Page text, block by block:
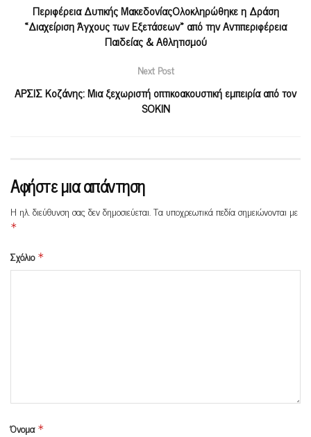
Περιφέρεια Δυτικής ΜακεδονίαςΟλοκληρώθηκε η Δράση
«Διαχείριση Άγχους των Εξετάσεων» από την Αντιπεριφέρεια
Παιδείας & Αθλητισμού
Next Post
ΑΡΣΙΣ Κοζάνης: Μια ξεχωριστή οπτικοακουστική εμπειρία από τον
SOKIN
Αφήστε μια απάντηση
Η ηλ. διεύθυνση σας δεν δημοσιεύεται. Τα υποχρεωτικά πεδία σημειώνονται με
*
Σχόλιο *
Όνομα *